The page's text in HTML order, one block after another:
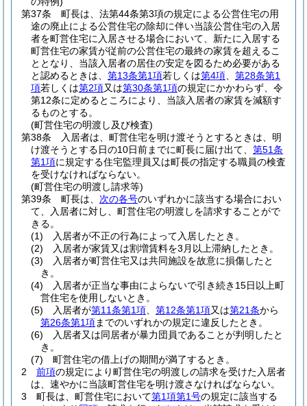
第37条
町長は、法第44条第3項の規定による公営住宅の用
途の廃止による公営住宅の除却に伴い当該公営住宅の入居
者を町営住宅に入居させる場合において、新たに入居する
町営住宅の家賃が従前の公営住宅の最終の家賃を超えるこ
ととなり、当該入居者の居住の安定を図るため必要がある
と認めるときは、 第13条第1項若しくは第4項
第28条第1
項若しくは第2項又は第30条第1項の規定にかかわらず、令
第12条に定めるところにより、当該入居者の家賃を減額す
るものとする。
(町営住宅の明渡し及び検査)
第38条
入居者は、町営住宅を明け渡そうとするときは、明
け渡そうとする日の10日前までに町長に届け出て、 第51条
第1項に規定する住宅監理員又は町長の指定する職員の検査
を受けなければならない。
(町営住宅の明渡し請求等)
第39条
町長は、 次の各号のいずれかに該当する場合におい
て、入居者に対し、町営住宅の明渡しを請求することがで
きる。
(1)
入居者が不正の行為によって入居したとき。
(2)
入居者が家賃又は割増賃料を3月以上滞納したとき。
(3)
入居者が町営住宅又は共同施設を故意に損傷したと
き。
(4)
入居者が正当な事由によらないで引き続き15日以上町
営住宅を使用しないとき。
(5)
入居者が第11条第1項 第12条第1項又は第21条から
第26条第1項までのいずれかの規定に違反したとき。
(6)
入居者又は同居者が暴力団員であることが判明したと
き。
(7)
町営住宅の借上げの期間が満了するとき。
2
前項の規定により町営住宅の明渡しの請求を受けた入居者
は、速やかに当該町営住宅を明け渡さなければならない。
3
町長は、町営住宅において第1項第1号の規定に該当する